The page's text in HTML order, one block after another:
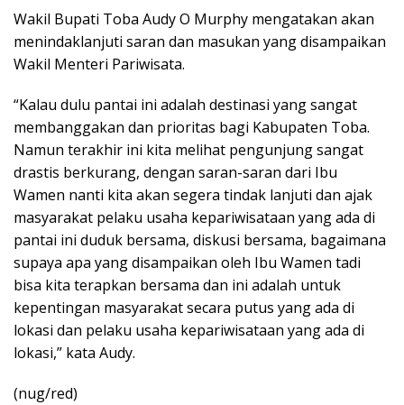
Wakil Bupati Toba Audy O Murphy mengatakan akan
menindaklanjuti saran dan masukan yang disampaikan
Wakil Menteri Pariwisata.
“Kalau dulu pantai ini adalah destinasi yang sangat
membanggakan dan prioritas bagi Kabupaten Toba.
Namun terakhir ini kita melihat pengunjung sangat
drastis berkurang, dengan saran-saran dari Ibu
Wamen nanti kita akan segera tindak lanjuti dan ajak
masyarakat pelaku usaha kepariwisataan yang ada di
pantai ini duduk bersama, diskusi bersama, bagaimana
supaya apa yang disampaikan oleh Ibu Wamen tadi
bisa kita terapkan bersama dan ini adalah untuk
kepentingan masyarakat secara putus yang ada di
lokasi dan pelaku usaha kepariwisataan yang ada di
lokasi,” kata Audy.
(nug/red)